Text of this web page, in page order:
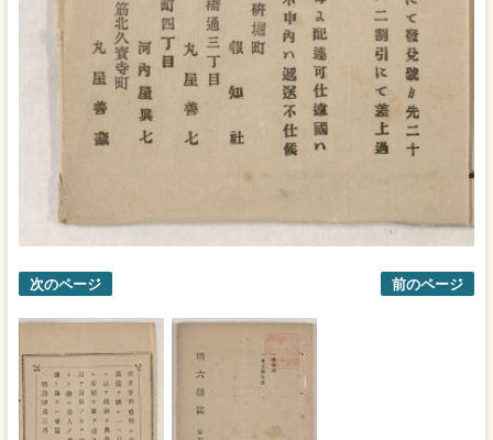
次のページ 前のページ